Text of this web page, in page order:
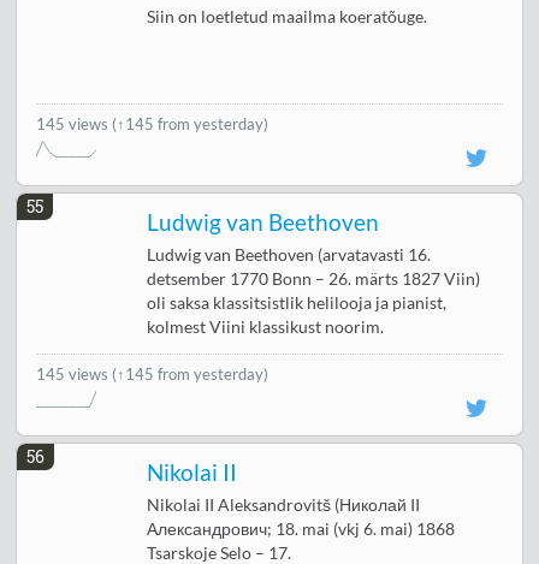
Siin on loetletud maailma koeratõuge.
145 views (↑145 from yesterday)
55
Ludwig van Beethoven
Ludwig van Beethoven (arvatavasti 16.
detsember 1770 Bonn – 26. märts 1827 Viin)
oli saksa klassitsistlik helilooja ja pianist,
kolmest Viini klassikust noorim.
145 views (↑145 from yesterday)
56
Nikolai II
Nikolai II Aleksandrovitš (Николай II
Александрович; 18. mai (vkj 6. mai) 1868
Tsarskoje Selo – 17.